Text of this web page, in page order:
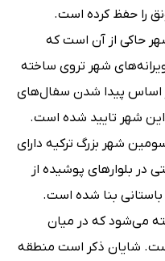
را حفظ کرده است.
حاکی از آن است که
شهر تروی ساخته
اساس پیدا شدن سفال‌های
در این شهر تایید شده است.
شهر بزرگ ترکیه دارای
در بلوارهای پوشیده از
بنا شده است.
می‌شود که در میان
است. شایان ذکر است منطقه